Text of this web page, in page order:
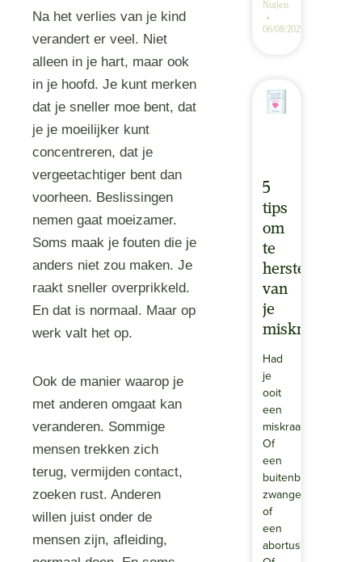
Na het verlies van je kind
verandert er veel. Niet
alleen in je hart, maar ook
in je hoofd. Je kunt merken
dat je sneller moe bent, dat
je je moeilijker kunt
concentreren, dat je
vergeetachtiger bent dan
voorheen. Beslissingen
nemen gaat moeizamer.
Soms maak je fouten die je
anders niet zou maken. Je
raakt sneller overprikkeld.
En dat is normaal. Maar op
werk valt het op.
Ook de manier waarop je
met anderen omgaat kan
veranderen. Sommige
mensen trekken zich
terug, vermijden contact,
zoeken rust. Anderen
willen juist onder de
mensen zijn, afleiding,
Nuijen
06/08/2025
5
tips
om
te
herstellen
van
je
miskraam
Had
je
ooit
een
miskraam?
Of
een
zwangerschap
of
een
abortus?